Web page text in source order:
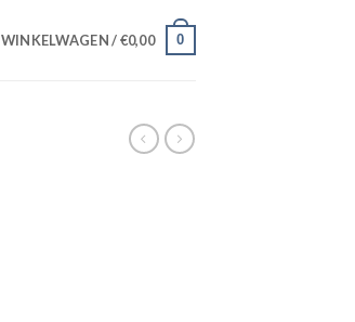
WINKELWAGEN /€0,00 0